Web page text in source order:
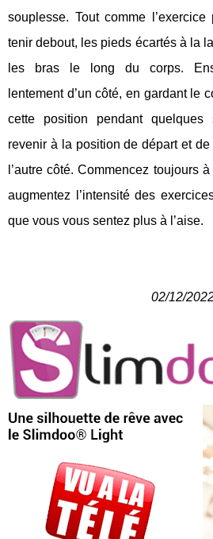
souplesse. Tout comme
tenir debout, les pieds écartés à la
les bras le long du corps.
lentement d’un côté, en gardant le
cette position pendant quelques
revenir à la position de départ et de
l’autre côté. Commencez toujours
augmentez l’intensité des
que vous vous sentez plus à l’aise.
02/12/